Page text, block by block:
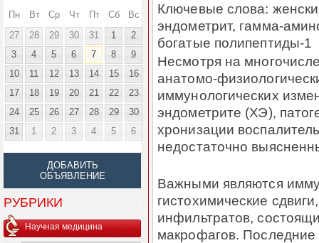
Пн Вт Ср Чт Пт Сб
Вс
27
28 29 30 31 1
2
3
4 5 6 7 8
9
10
11 12 13 14 15
16
17
18 19 20 21 22
23
24
25 26 27 28 29
30
31
1 2 3 4 5 6
ДОБАВИТЬ
ОБЪЯВЛЕНИЕ
РУБРИКИ
Научная медицина
Ключевые слова:
эндометрит, гамма-
богатые полипептиды-1
Несмотря на
анатомо-
иммунологи­чес­ких
эндометрите (ХЭ),
хронизации
Важными являются
гистохимические
инфильтратов,
макрофагов.